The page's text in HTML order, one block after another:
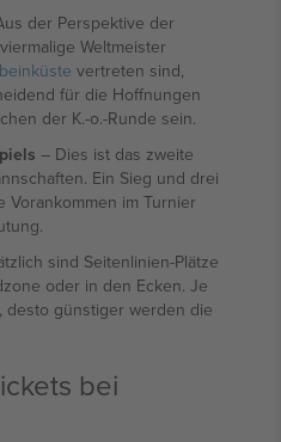
der Perspektive der
Weltmeister
vertreten sind,
für die Hoffnungen
der K.-o.-Runde sein.
– Dies ist das zweite
Ein Sieg und drei
im Turnier
sind Seitenlinien-Plätze
oder in den Ecken. Je
desto günstiger werden die
bei